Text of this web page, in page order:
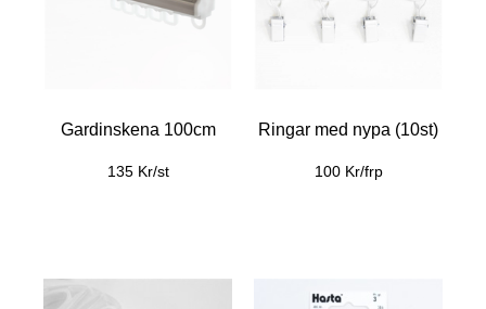
Gardinskena 100cm
135 Kr/st
Ringar med nypa (10st)
100 Kr/frp